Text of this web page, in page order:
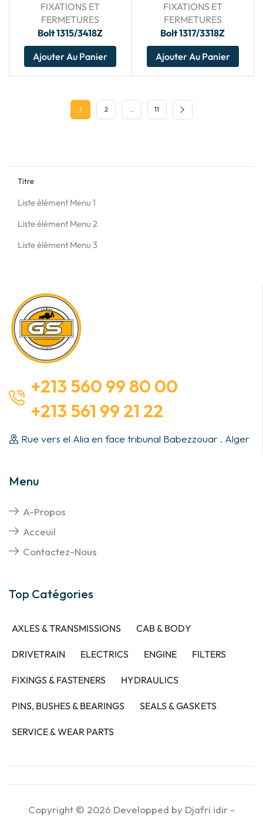
FIXATIONS ET
FERMETURES
Bolt 1315/3418Z
Ajouter Au Panier
FIXATIONS ET
FERMETURES
Bolt 1317/3318Z
Ajouter Au Panier
1 2 … 11
Titre
Liste élément Menu 1
Liste élément Menu 2
Liste élément Menu 3
+213 560 99 80 00
+213 561 99 21 22
Rue vers el Alia en face tribunal Babezzouar . Alger
Menu
A-Propos
Acceuil
Contactez-Nous
Top Catégories
AXLES & TRANSMISSIONS CAB & BODY
DRIVETRAIN ELECTRICS ENGINE FILTERS
FIXINGS & FASTENERS HYDRAULICS
PINS, BUSHES & BEARINGS SEALS & GASKETS
SERVICE & WEAR PARTS
Copyright © 2026 Developped by Djafri idir -